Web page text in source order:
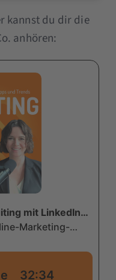
kannst du dir die
anhören: